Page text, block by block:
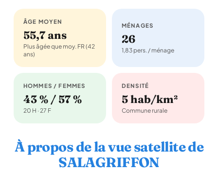
ÂGE MOYEN
55,7 ans
Plus âgée que moy. FR (42
ans)
MÉNAGES
26
1,83 pers. / ménage
HOMMES / FEMMES
43 % / 57 %
20 H · 27 F
DENSITÉ
5 hab/km²
Commune rurale
À propos de la vue satellite de
SALAGRIFFON